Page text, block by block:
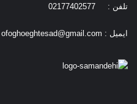
تلفن : 02177402577
ایمیل : ofoghoeghtesad@gmail.com